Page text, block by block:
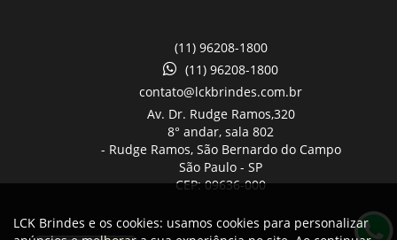
(11) 96208-1800
(11) 96208-1800
contato@lckbrindes.com.br
Av. Dr. Rudge Ramos,320
8° andar, sala 802
- Rudge Ramos, São Bernardo do Campo
São Paulo - SP
CEP: 09636-000
LCK Brindes e os cookies: usamos cookies para personalizar